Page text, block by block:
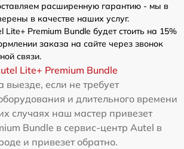
расширенную гарантию - мы в
в качестве наших услуг.
Lite+ Premium Bundle будет стоить на 15%
заказа на сайте через звонок
связи.
Lite+ Premium Bundle
выезде, если не требует
и длительного времени
случаях наш мастер привезет
Bundle в сервис-центр Autel в
и привезет обратно.